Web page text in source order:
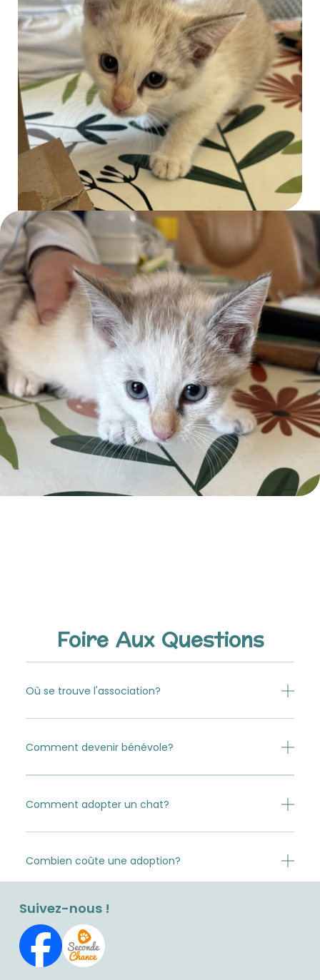
Foire Aux Questions
Où se trouve l'association?
Comment devenir bénévole?
Comment adopter un chat?
Combien coûte une adoption?
Suivez-nous !